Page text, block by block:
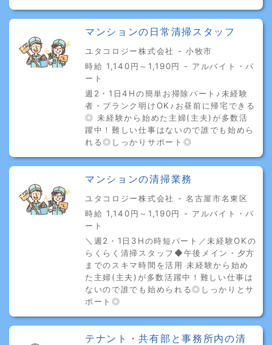
マンションの日常清掃スタッフ
ユタコロジー株式会社 - 小牧市
時給 1,140円～1,190円 - アルバイト・パ
ート
週2・1日4Hの簡単お掃除パート♪未経験
者・ブランク明けOK♪お昼前に帰宅できる
◎ 未経験から始めた主婦(主夫)が多数活
躍中！難しい仕事はないので誰でも始めら
れる◎しっかりサポート◎
マンションの清掃業務
ユタコロジー株式会社 - 名古屋市名東区
時給 1,140円～1,190円 - アルバイト・パ
ート
＼週2・1日3Hの時短パート／未経験OKの
らくらく清掃スタッフ◆午後メイン・夕方
までのスキマ時間を活用 未経験から始め
た主婦(主夫)が多数活躍中！難しい仕事は
ないので誰でも始められる◎しっかりとサ
ポート◎
テナント・共有部と事務所内の清